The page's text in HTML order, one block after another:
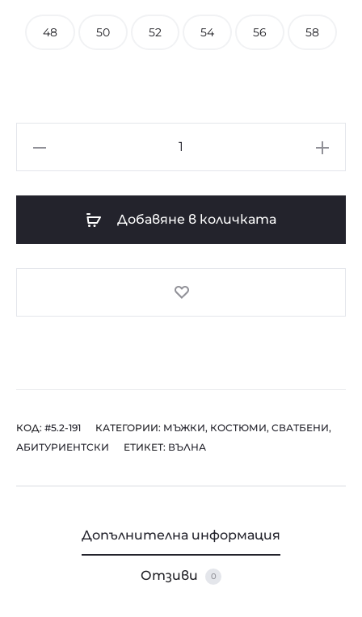
48 50 52 54 56 58
Добавяне в количката
КОД: #5.2-191 КАТЕГОРИИ: МЪЖКИ, КОСТЮМИ, СВАТБЕНИ,
АБИТУРИЕНТСКИ
ЕТИКЕТ: ВЪЛНА
Допълнителна информация
Отзиви 0